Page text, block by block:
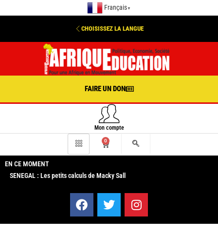
Français ▼
CHOISISSEZ LA LANGUE
FAIRE UN DON
Mon compte
0
EN CE MOMENT
SENEGAL : Les petits calculs de Macky Sall